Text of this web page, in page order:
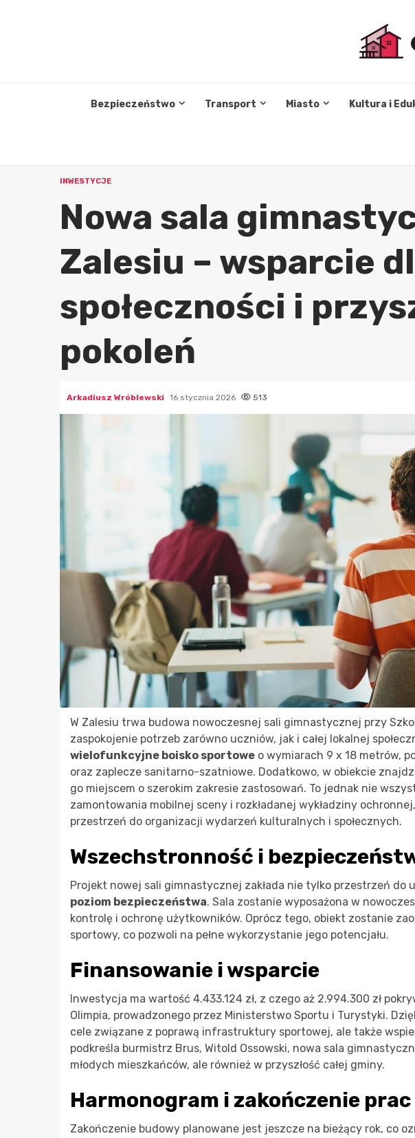
Bezpieczeństwo Transport Miasto Kultura i
INWESTYCJE
Nowa sala
Zalesiu – wsparcie
społeczności i
pokoleń
Arkadiusz Wróblewski 16 stycznia 2026 513
W Zalesiu trwa budowa nowoczesnej sali gimnastycznej przy
zaspokojenie potrzeb zarówno uczniów, jak i całej lokalnej
wielofunkcyjne boisko sportowe o wymiarach 9 x 18 metrów,
oraz zaplecze sanitarno-szatniowe. Dodatkowo, w obiekcie
go miejscem o szerokim zakresie zastosowań. To jednak nie
zamontowania mobilnej sceny i rozkładanej wykładziny
przestrzeń do organizacji wydarzeń kulturalnych i społecznych.
Wszechstronność i
Projekt nowej sali gimnastycznej zakłada nie tylko przestrzeń do
poziom bezpieczeństwa. Sala zostanie wyposażona w
kontrolę i ochronę użytkowników. Oprócz tego, obiekt zostanie
sportowy, co pozwoli na pełne wykorzystanie jego potencjału.
Finansowanie i wsparcie
Inwestycja ma wartość 4.433.124 zł, z czego aż 2.994.300 zł
Olimpia, prowadzonego przez Ministerstwo Sportu i Turystyki.
cele związane z poprawą infrastruktury sportowej, ale także
podkreśla burmistrz Brus, Witold Ossowski, nowa sala
młodych mieszkańców, ale również w przyszłość całej gminy.
Harmonogram i zakończenie prac
Zakończenie budowy planowane jest jeszcze na bieżący rok, co